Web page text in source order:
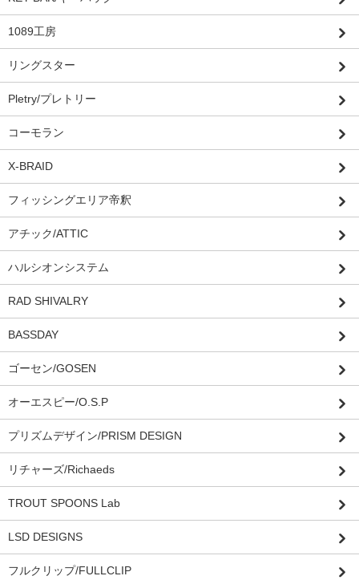
1089工房
リングスター
Pletry/プレトリー
コーモラン
X-BRAID
フィッシングエリア帝釈
アチック/ATTIC
ハルシオンシステム
RAD SHIVALRY
BASSDAY
ゴーセン/GOSEN
オーエスピー/O.S.P
プリズムデザイン/PRISM DESIGN
リチャーズ/Richaeds
TROUT SPOONS Lab
LSD DESIGNS
フルクリップ/FULLCLIP